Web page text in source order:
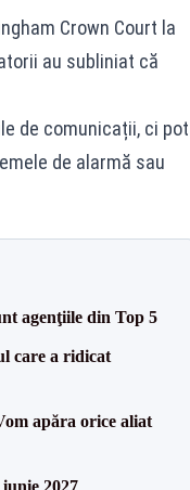
Crown Court la
au subliniat că
de comunicații, ci pot
de alarmă sau
agenţiile din Top 5
care a ridicat
apăra orice aliat
2027